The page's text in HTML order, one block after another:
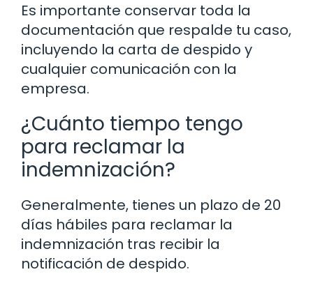
Es importante conservar toda la
documentación que respalde tu caso,
incluyendo la carta de despido y
cualquier comunicación con la
empresa.
¿Cuánto tiempo tengo
para reclamar la
indemnización?
Generalmente, tienes un plazo de 20
días hábiles para reclamar la
indemnización tras recibir la
notificación de despido.